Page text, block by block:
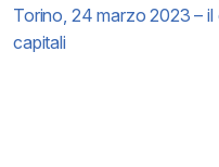
Torino, 24 marzo 2023 –
capitali